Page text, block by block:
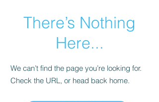
There’s Nothing
Here...
We can’t find the page you’re looking for.
Check the URL, or head back home.